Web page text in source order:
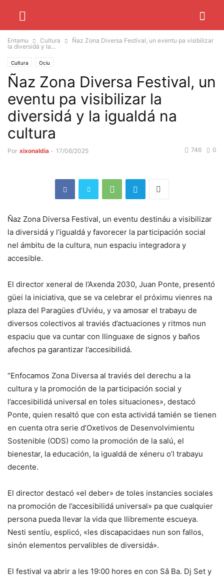
Entamu Cultura
Ñaz Zona Diversa Festival, un eventu pa visibilizar
la diversidá y la...
Cultura Ociu
Ñaz Zona Diversa Festival, un
eventu pa visibilizar la
diversidá y la igualdá na
cultura
Por xixonaldia - 17/06/2025 0
746
Ñaz Zona Diversa Festival, un eventu destináu a visibilizar
la diversidá y l’igualdá y favorecer la participación social
nel ámbitu de la cultura, nun espaciu integradora y
accesible.
El director xeneral de l’Axenda 2030, Juan Ponte, presentó
güei la iniciativa, que se va celebrar el próximu vienres na
plaza del Paragües d’Uviéu, y va amosar el trabayu de
diversos colectivos al traviés d’actuaciones y ritmos nun
espaciu que va cuntar con llinguaxe de signos y baños
afechos pa garantizar l’accesibilidá.
“Enfocamos Zona Diversa al traviés del derechu a la
cultura y la promoción de la participación social y
l’accesibilidá universal en toles situaciones», destacó
Ponte, quien resaltó que con esta actividá tamién se tienen
en cuenta otra serie d’Oxetivos de Desenvolvimientu
Sostenible (ODS) como la promoción de la salú, el
bienestar, la educación, la igualdá de xéneru o’l trabayu
decente.
El director destacó «el deber» de toles instancies sociales
na promoción de l’accesibilidá universal» pa que cualquier
persona pueda llevar la vida que llibremente escueya.
Nesti sentíu, esplicó, «les discapacidaes nun son fallos,
sinón elementos pervalibles de diversidá».
El festival va abrir a les 19:00 hores en con Sâ Ba. Dj Set y